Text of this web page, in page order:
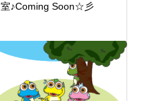
室♪Coming Soon☆彡